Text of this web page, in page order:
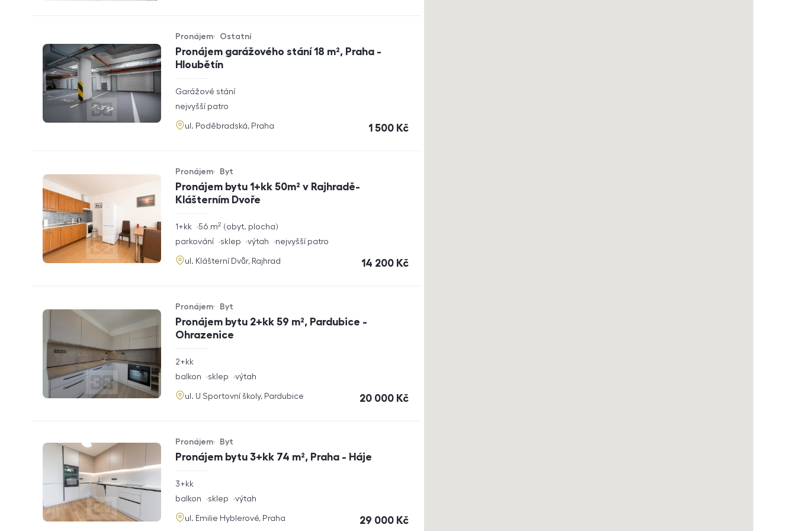
Pronájem garážového stání 18 m², Praha -
Hloubětín
Typ nabídky
Pronájem
Typ nemovitosti
Ostatní
rozměry
Garážové stání
funkce
nejvyšší patro
adresa
ul. Poděbradská, Praha cena
1 500 Kč
Pronájem bytu 1+kk 50m² v Rajhradě-
Klášterním Dvoře
Typ nabídky
Pronájem
Typ nemovitosti
Byt
rozměry
1+kk obyt. plocha
56 m2
funkce
parkování sklep výtah nejvyšší patro
adresa
ul. Klášterní Dvůr, Rajhrad cena
14 200 Kč
Pronájem bytu 2+kk 59 m², Pardubice -
Ohrazenice
Typ nabídky
Pronájem
Typ nemovitosti
Byt
rozměry
2+kk
funkce
balkon sklep výtah
adresa
ul. U Sportovní školy, Pardubice cena
20 000 Kč
Pronájem bytu 3+kk 74 m², Praha - Háje
Typ nabídky
Pronájem
Typ nemovitosti
Byt
rozměry
3+kk
funkce
balkon sklep výtah
adresa
ul. Emilie Hyblerové, Praha cena
29 000 Kč